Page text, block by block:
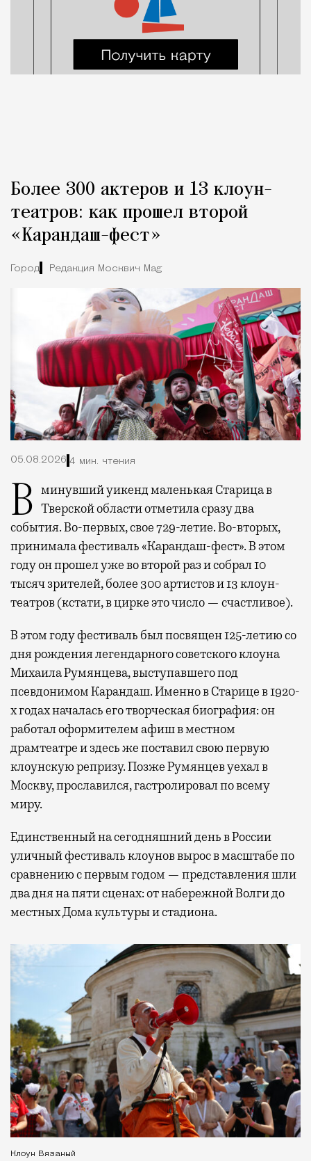
Более 300 актеров и 13 клоун-
театров: как прошел второй
«Карандаш-фест»
Город Редакция Москвич Mag
05.08.2026 4 мин. чтения
В минувший уикенд маленькая Старица в Тверской области отметила сразу два
события. Во-первых, свое 729-летие. Во-вторых,
принимала фестиваль «Карандаш-фест». В этом
году он прошел уже во второй раз и собрал 10
тысяч зрителей, более 300 артистов и 13 клоун-
театров (кстати, в цирке это число — счастливое).
В этом году фестиваль был посвящен 125-летию со
дня рождения легендарного советского клоуна
Михаила Румянцева, выступавшего под
псевдонимом Карандаш. Именно в Старице в 1920-
х годах началась его творческая биография: он
работал оформителем афиш в местном
драмтеатре и здесь же поставил свою первую
клоунскую репризу. Позже Румянцев уехал в
Москву, прославился, гастролировал по всему
миру.
Единственный на сегодняшний день в России
уличный фестиваль клоунов вырос в масштабе по
сравнению с первым годом — представления шли
два дня на пяти сценах: от набережной Волги до
местных Дома культуры и стадиона.
Клоун Вязаный